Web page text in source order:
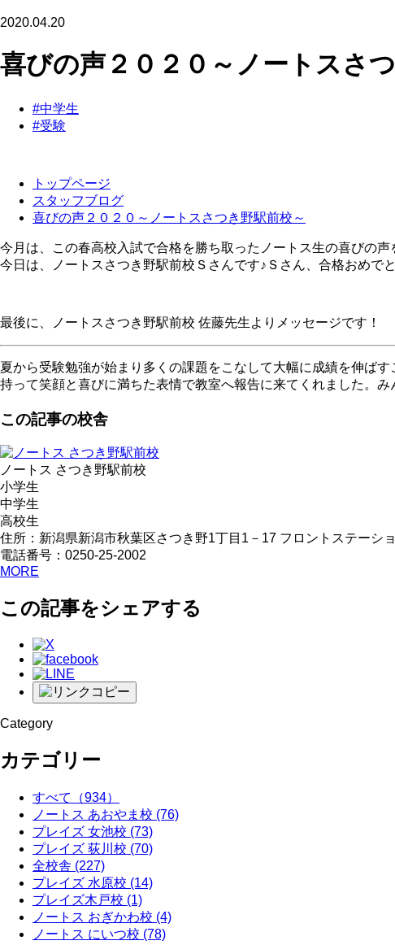
2020.04.20
喜びの声２０２０～ノートスさ
#中学生
#受験
トップページ
スタッフブログ
喜びの声２０２０～ノートスさつき野駅前校～
今月は、この春高校入試で合格を勝ち取ったノートス生の喜びの声
今日は、ノートスさつき野駅前校Ｓさんです♪Ｓさん、合格おめでと
最後に、ノートスさつき野駅前校 佐藤先生よりメッセージです！
夏から受験勉強が始まり多くの課題をこなして大幅に成績を伸ば
持って笑顔と喜びに満ちた表情で教室へ報告に来てくれました。み
この記事の校舎
ノートス さつき野駅前校
小学生
中学生
高校生
住所：新潟県新潟市秋葉区さつき野1丁目1－17 フロントステーシ
電話番号：0250-25-2002
MORE
この記事をシェアする
Category
カテゴリー
すべて
（934）
ノートス あおやま校 (76)
プレイズ 女池校 (73)
プレイズ 荻川校 (70)
全校舎 (227)
プレイズ 水原校 (14)
プレイズ木戸校 (1)
ノートス おぎかわ校 (4)
ノートス にいつ校 (78)